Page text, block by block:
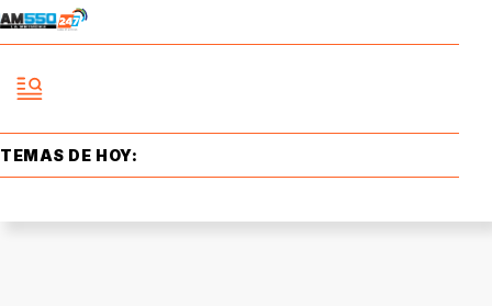
TEMAS DE HOY: